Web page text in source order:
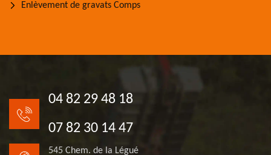
Enlèvement de gravats Comps
04 82 29 48 18
07 82 30 14 47
545 Chem. de la Légué